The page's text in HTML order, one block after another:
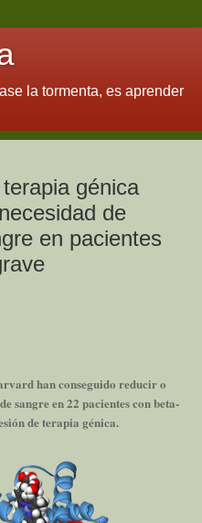
la tormenta, es aprender
génica
de
en pacientes
han conseguido reducir o
sangre en 22 pacientes con beta-
de terapia génica.